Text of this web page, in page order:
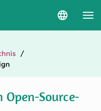
Sprache
Open-Source-